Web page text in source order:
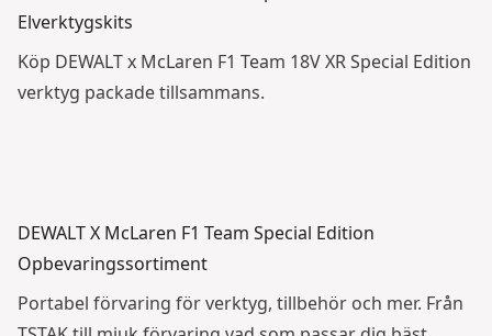
Elverktygskits
Köp DEWALT x McLaren F1 Team 18V XR Special Edition
verktyg packade tillsammans.
DEWALT X McLaren F1 Team Special Edition
Opbevaringssortiment
Portabel förvaring för verktyg, tillbehör och mer. Från